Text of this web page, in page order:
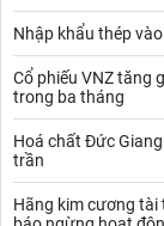
Nhập khẩu thép
Cổ phiếu VNZ tăng
trong ba tháng
Hoá chất Đức
trần
Hãng kim cương tài